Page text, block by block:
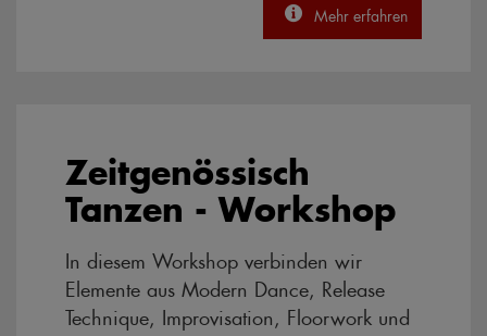
Mehr erfahren
Zeitgenössisch
Tanzen - Workshop
In diesem Workshop verbinden wir
Elemente aus Modern Dance, Release
Technique, Improvisation, Floorwork und